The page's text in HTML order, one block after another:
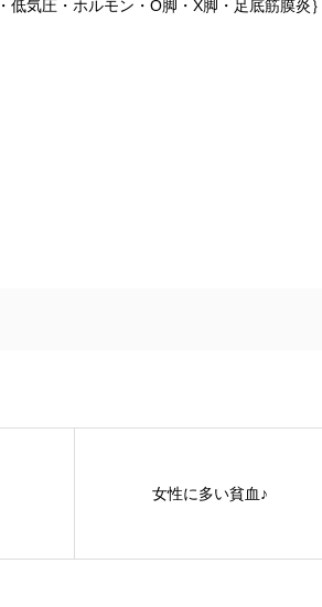
低気圧・ホルモン・O脚・X脚・足底筋膜炎
女性に多い貧血♪